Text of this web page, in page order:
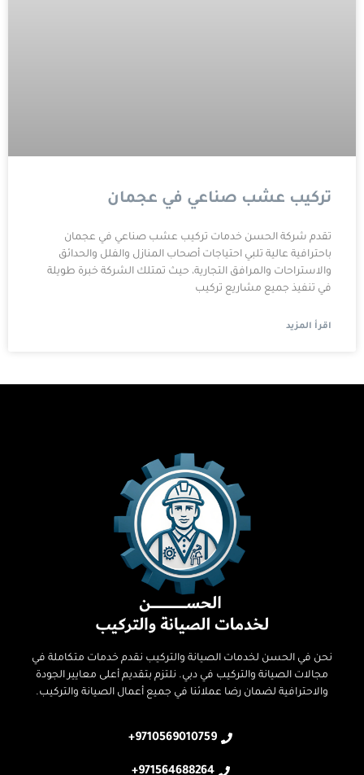
تركيب عشب صناعي في عجمان
تقدم شركة الحسن خدمات تركيب عشب صناعي في عجمان
باحترافية عالية تلبي احتياجات أصحاب المنازل والفلل والحدائق
والاستراحات والمرافق التجارية، حيث تمتلك الشركة خبرة طويلة
في تنفيذ جميع مشاريع تركيب
اقرأ المزيد
نحن في الحسن لخدمات الصيانة والتركيب نقدم خدمات متكاملة في
مجالات الصيانة والتركيب في دبي. نلتزم بتقديم أعلى معايير الجودة
والاحترافية لضمان رضا عملائنا في جميع أعمال الصيانة والتركيب.
9710569010759+
971564688264+